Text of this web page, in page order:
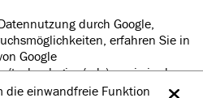
durch Google,
erfahren Sie in
Google
technologies/ads) sowie in den
von Werbeeinblendungen
die einwandfreie Funktion